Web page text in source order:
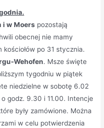
i w Moers pozostają
obecnej nie mamy
po 31 stycznia.
Wehofen. Msze święte
tygodniu w piątek
niedzielne w sobotę 6.02
godz. 9.30 i 11.00. Intencje
były zamówione. Można
w celu potwierdzenia